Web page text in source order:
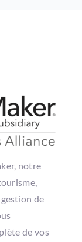
notre
de
de vos